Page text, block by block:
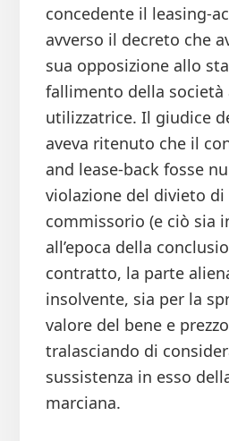
concedente il leasing-
avverso il decreto che
sua opposizione allo
fallimento della società
utilizzatrice. Il giudice
aveva ritenuto che il
and lease-back fosse
violazione del divieto
commissorio (e ciò sia
all’epoca della
contratto, la parte
insolvente, sia per la
valore del bene e
tralasciando di
sussistenza in esso
marciana.